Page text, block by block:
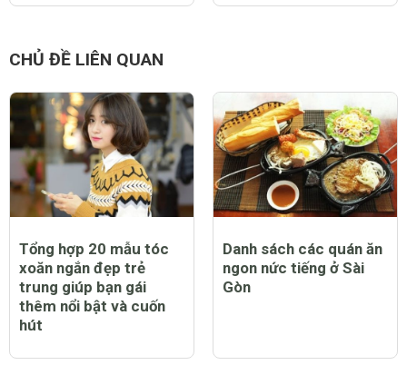
CHỦ ĐỀ LIÊN QUAN
Tổng hợp 20 mẫu tóc
xoăn ngắn đẹp trẻ
trung giúp bạn gái
thêm nổi bật và cuốn
hút
Danh sách các quán ăn
ngon nức tiếng ở Sài
Gòn